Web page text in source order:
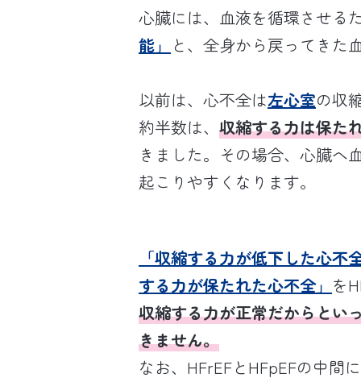
心臓には、血液を循環させる
能」 と、全身から戻ってきた
以前は、心不全は左心室の収
約半数は、 収縮する力は保た
きました。その場合、心臓へ
起こりやすくなります。
「収縮する力が低下した心不
する力が保たれた心不全」 を
収縮する力が正常だからとい
きません。
なお、HFrEFとHFpEFの中間